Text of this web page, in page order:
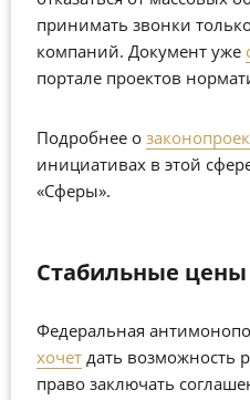
принимать звонки
компаний. Документ уже
портале проектов
Подробнее о
инициативах в этой
«Сферы».
Стабильные цены
Федеральная
хочет дать возможность
право заключать